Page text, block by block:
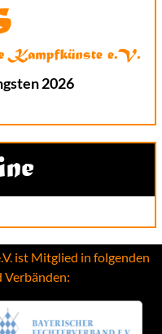
2026
ist Mitglied in folgenden